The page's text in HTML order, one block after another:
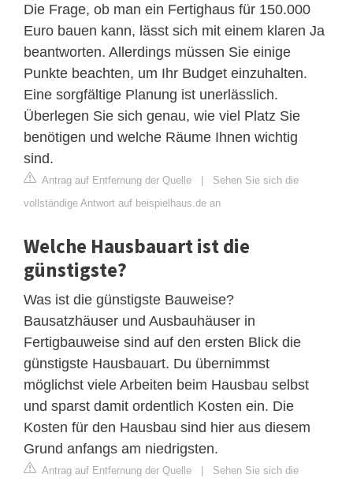
Die Frage, ob man ein Fertighaus für 150.000
Euro bauen kann, lässt sich mit einem klaren Ja
beantworten. Allerdings müssen Sie einige
Punkte beachten, um Ihr Budget einzuhalten.
Eine sorgfältige Planung ist unerlässlich.
Überlegen Sie sich genau, wie viel Platz Sie
benötigen und welche Räume Ihnen wichtig
sind.
Antrag auf Entfernung der Quelle | Sehen Sie sich die
vollständige Antwort auf beispielhaus.de an
Welche Hausbauart ist die
günstigste?
Was ist die günstigste Bauweise?
Bausatzhäuser und Ausbauhäuser in
Fertigbauweise sind auf den ersten Blick die
günstigste Hausbauart. Du übernimmst
möglichst viele Arbeiten beim Hausbau selbst
und sparst damit ordentlich Kosten ein. Die
Kosten für den Hausbau sind hier aus diesem
Grund anfangs am niedrigsten.
Antrag auf Entfernung der Quelle | Sehen Sie sich die